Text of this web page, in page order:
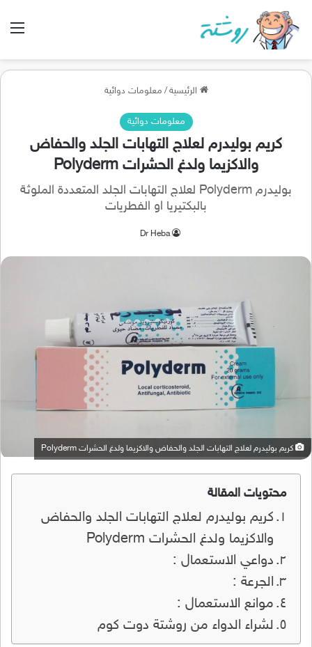
الرئيسية / معلومات دوائية
معلومات دوائية
كريم بوليدرم لعلاج التهابات الجلد والحفاض
والاكزيما ولدغ الحشرات Polyderm
بوليدرم Polyderm لعلاج التهابات الجلد المتعددة الملوثة
بالبكتيريا او الفطريات
Dr Heba
كريم بوليدرم لعلاج التهابات الجلد والحفاض والاكزيما ولدغ الحشرات Polyderm
محتويات المقالة
كريم بوليدرم لعلاج التهابات الجلد والحفاض
والاكزيما ولدغ الحشرات Polyderm
دواعي الاستعمال :
الجرعة :
موانع الاستعمال :
لشراء الدواء من روشتة دوت كوم